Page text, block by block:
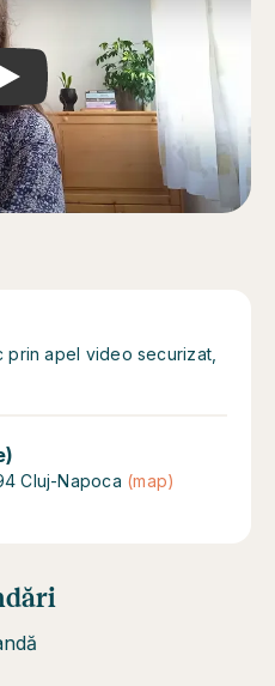
Play
prin apel video securizat,
Cluj-Napoca (map)